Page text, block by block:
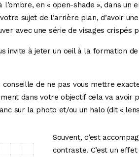
en « open-shade », dans un
sujet de l’arrière plan, d’avoir
avec une série de visages crispés
invite à jeter un oeil à la formation
de ne pas vous mettre
dans votre objectif cela va avoir
sur la photo et/ou un halo (dit «
Souvent, c’est
contraste. C’est un